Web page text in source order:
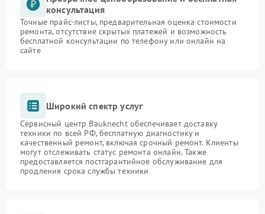
консультация
Точные прайс-листы, предварительная оценка стоимости
ремонта, отсутствие скрытых платежей и возможность
бесплатной консультации по телефону или онлайн на
сайте
Широкий спектр услуг
Сервисный центр Bauknecht обеспечивает доставку
техники по всей РФ, бесплатную диагностику и
качественный ремонт, включая срочный ремонт. Клиенты
могут отслеживать статус ремонта онлайн. Также
предоставляется постгарантийное обслуживание для
продления срока службы техники